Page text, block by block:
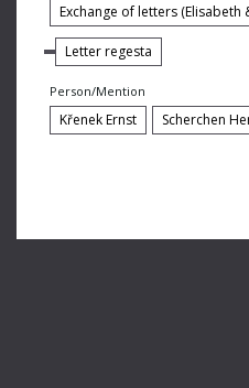
Schönberg Arnold
See Max
Skulsky Abraham
Exchange of letters
Letter regesta
Person/Mention
Křenek Ernst Scherchen